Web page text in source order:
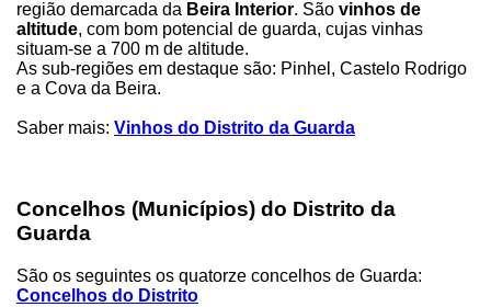
região demarcada da Beira Interior. São vinhos de
altitude, com bom potencial de guarda, cujas vinhas
situam-se a 700 m de altitude.
As sub-regiões em destaque são: Pinhel, Castelo Rodrigo
e a Cova da Beira.
Saber mais: Vinhos do Distrito da Guarda
Concelhos (Municípios) do Distrito da
Guarda
São os seguintes os quatorze concelhos de Guarda:
Concelhos do Distrito